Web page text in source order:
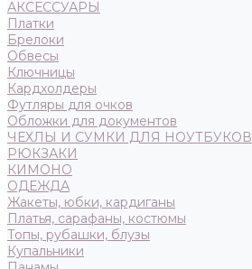
АКСЕССУАРЫ
Платки
Брелоки
Обвесы
Ключницы
Кардхолдеры
Футляры для очков
Обложки для документов
ЧЕХЛЫ И СУМКИ ДЛЯ НОУТБУКОВ
РЮКЗАКИ
КИМОНО
ОДЕЖДА
Жакеты, юбки, кардиганы
Платья, сарафаны, костюмы
Топы, рубашки, блузы
Купальники